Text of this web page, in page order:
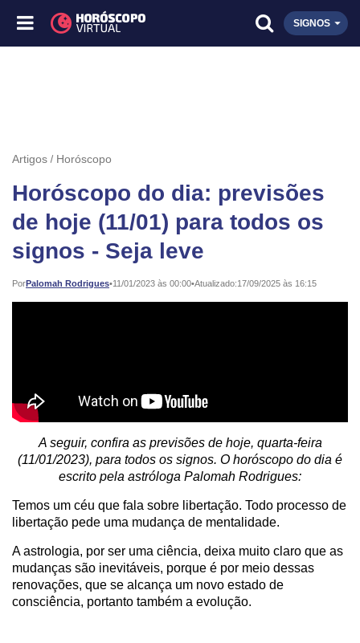
SIGNOS
Artigos Horóscopo
Horóscopo do dia: previsões
de hoje (11/01) para todos os
signos - Seja leve
PorPalomah Rodrigues•
Publicado: 11/01/2023 às 00:00•Atualizado:17/09/2025 às 16:15
A seguir, confira as previsões de hoje, quarta-feira
(11/01/2023), para todos os signos. O horóscopo do dia é
escrito pela astróloga Palomah Rodrigues:
Temos um céu que fala sobre libertação. Todo processo de
libertação pede uma mudança de mentalidade.
A astrologia, por ser uma ciência, deixa muito claro que as
mudanças são inevitáveis, porque é por meio dessas
renovações, que se alcança um novo estado de
consciência, portanto também a evolução.